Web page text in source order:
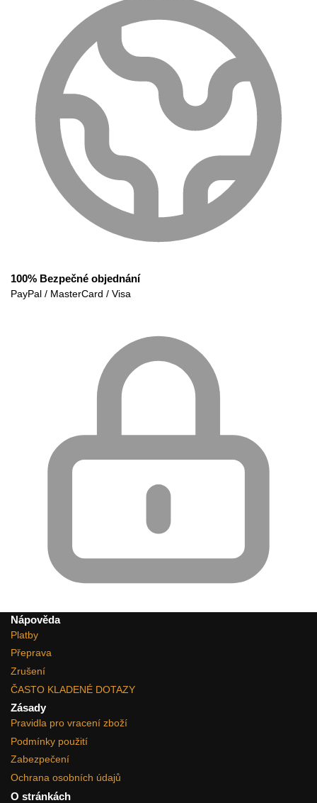
100% Bezpečné objednání
PayPal / MasterCard / Visa
Nápověda
Platby
Přeprava
Zrušení
ČASTO KLADENÉ DOTAZY
Zásady
Pravidla pro vracení zboží
Podmínky použití
Zabezpečení
Ochrana osobních údajů
O stránkách